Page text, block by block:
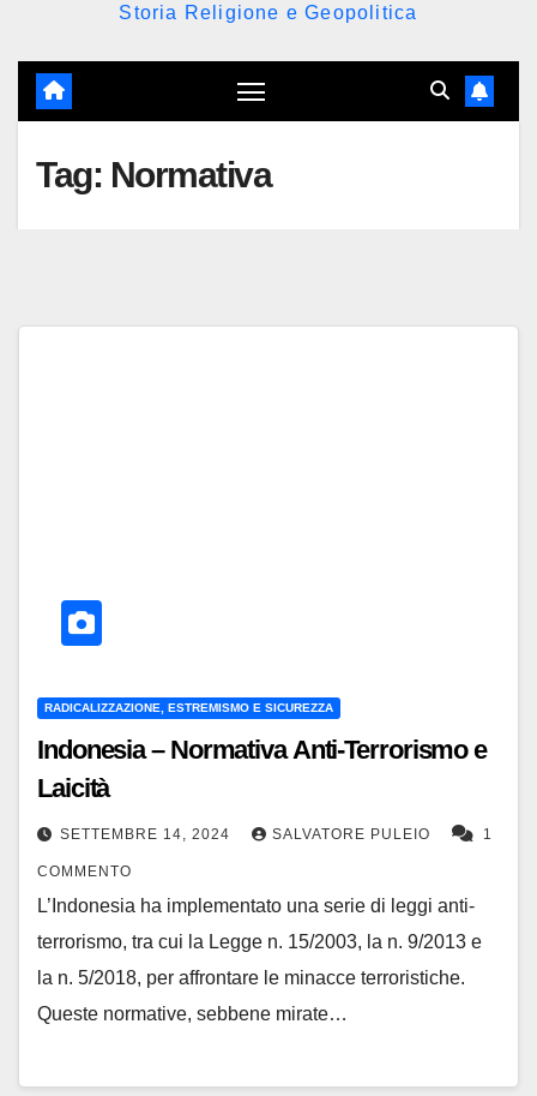
Storia Religione e Geopolitica
Tag: Normativa
RADICALIZZAZIONE, ESTREMISMO E SICUREZZA
Indonesia – Normativa Anti-Terrorismo e
Laicità
SETTEMBRE 14, 2024 SALVATORE PULEIO 1
COMMENTO
L’Indonesia ha implementato una serie di leggi anti-
terrorismo, tra cui la Legge n. 15/2003, la n. 9/2013 e
la n. 5/2018, per affrontare le minacce terroristiche.
Queste normative, sebbene mirate…